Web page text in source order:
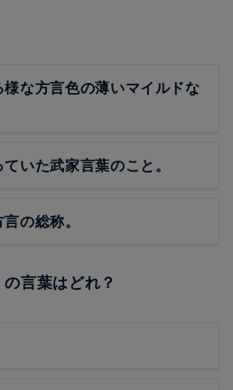
な方言色の薄いマイルドな
いた武家言葉のこと。
の総称。
言葉はどれ？